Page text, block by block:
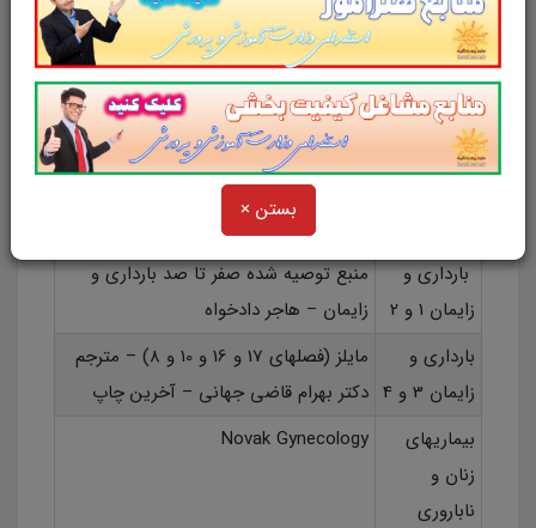
بستن ×
قانونی
پاسخ به این سوالات، پیگیری اخبار و
روزنامه ها در کنار جست و جو در اینترنت
پیرامون مسائل مربوطه، توصیه می شود.)
منابع مطالعاتی
بارداری و
زایمان 1 و 2
منبع توصیه شده صفر تا صد بارداری و
زایمان – هاجر دادخواه
بارداری و
زایمان 3 و 4
مایلز (فصلهای 17 و 16 و 10 و 8) – مترجم
دكتر بهرام قاضی جهانی – آخرین چاپ
بيماریهای
زنان و
ناباروری
Novak Gynecology